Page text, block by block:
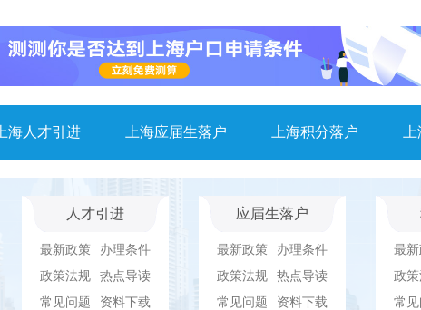
上海人才引进 上海应届生落户 上海积分落户
人才引进
最新政策
办理条件
政策法规
热点导读
常见问题
资料下载
应届生落户
最新政策
办理条件
政策法规
热点导读
常见问题
资料下载
最
政
常